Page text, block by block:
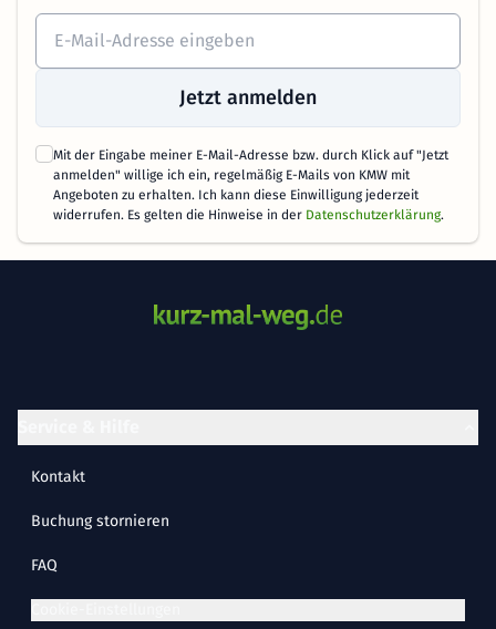
Jetzt anmelden
Mit der Eingabe meiner E-Mail-Adresse bzw. durch Klick auf "Jetzt
anmelden" willige ich ein, regelmäßig E-Mails von KMW mit
Angeboten zu erhalten. Ich kann diese Einwilligung jederzeit
widerrufen. Es gelten die Hinweise in der Datenschutzerklärung.
Kontakt
Buchung stornieren
FAQ